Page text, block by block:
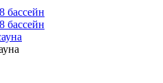
бассейн
бассейн